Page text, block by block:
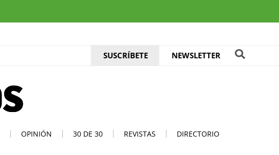
SUSCRÍBETE NEWSLETTER
OPINIÓN 30 DE 30 REVISTAS DIRECTORIO